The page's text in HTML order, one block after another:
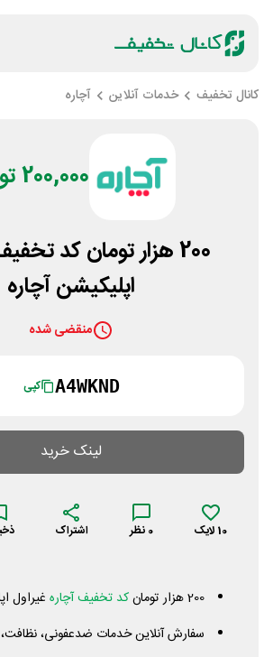
کانال تخفیف خدمات آنلاین آچاره
200,000 تومان
200 هزار تومان کد
اپلیکیشن آچاره
منقضی شده
A4WKND کپی
لینک خرید
10لایک 0 نظر اشتراک
200 هزار تومان کد تخفیف آچاره غیراول
سفارش آنلاین خدمات ضدعفونی، نظافت،